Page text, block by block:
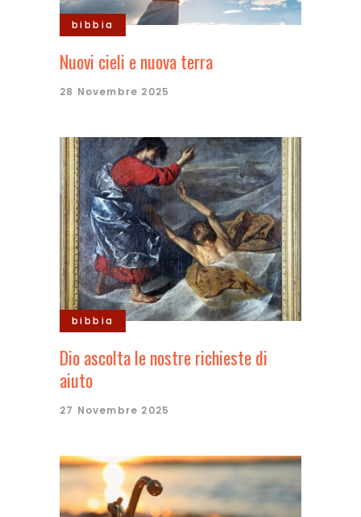
bibbia
Nuovi cieli e nuova terra
28 Novembre 2025
bibbia
Dio ascolta le nostre richieste di
aiuto
27 Novembre 2025